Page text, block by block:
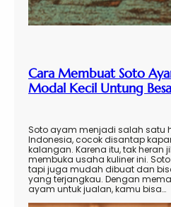
Cara Membuat Soto
Modal Kecil Untung
Soto ayam menjadi salah satu
Indonesia, cocok disantap
kalangan. Karena itu, tak heran
membuka usaha kuliner ini.
tapi juga mudah dibuat dan
yang terjangkau. Dengan
ayam untuk jualan, kamu bisa…